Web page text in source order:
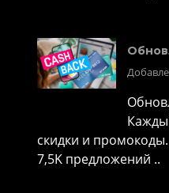
скидки и
7,5K предложений ..